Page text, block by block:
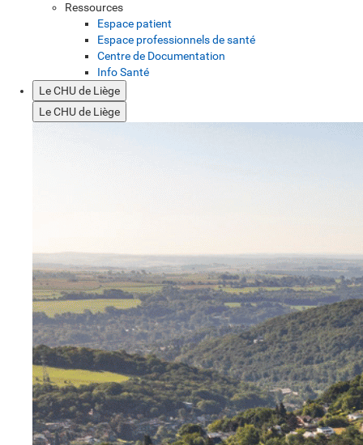
Ressources
Espace patient
Espace professionnels de santé
Centre de Documentation
Info Santé
Le CHU de Liège
Le CHU de Liège